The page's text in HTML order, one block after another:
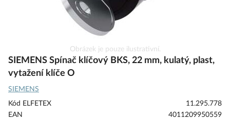
na
začátek
galerie
s
obrázky
Obrázek je pouze ilustrativní.
SIEMENS Spínač klíčový BKS, 22 mm, kulatý, plast,
vytažení klíče O
SIEMENS
Kód ELFETEX
11.295.778
EAN
4011209950559